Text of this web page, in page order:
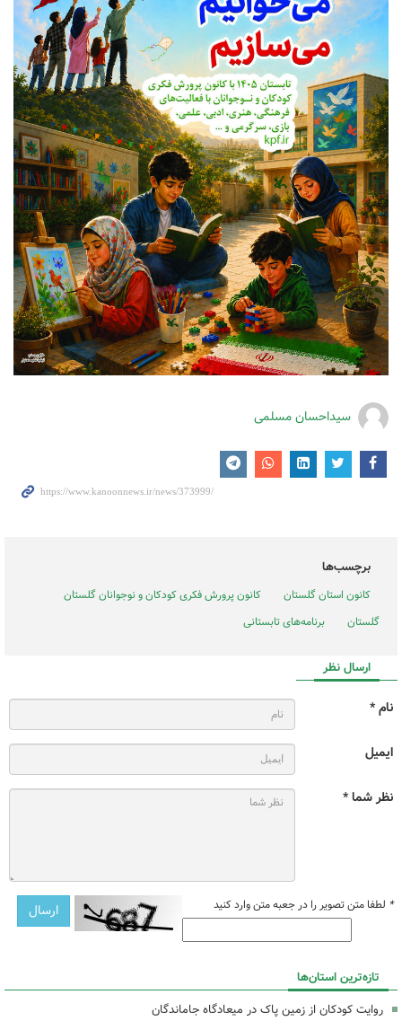
سیداحسان مسلمی
برچسب‌ها
کانون استان گلستان
کانون پرورش فکری کودکان و نوجوانان گلستان
گلستان
برنامه‌های تابستانی
ارسال نظر
نام *
ایمیل
نظر شما *
* لطفا متن تصویر را در جعبه متن وارد کنید
تازه‌ترین استان‌ها
روایت کودکان از زمین پاک در میعادگاه جاماندگان